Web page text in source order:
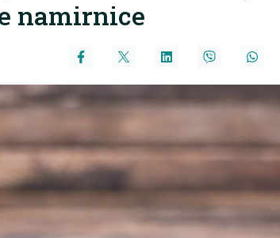
namirnice